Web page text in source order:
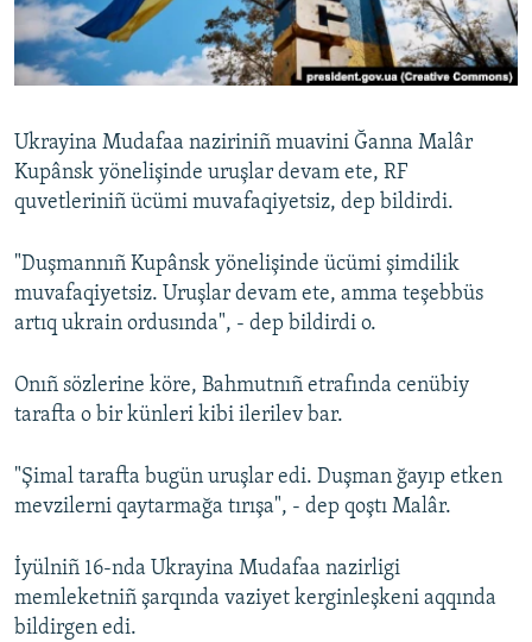
Українською
QOŞULIÑIZ!
RFE/RS bütün saytları
Ukrayina Mudafaa naziriniñ muavini Ğanna Malâr
Kupânsk yönelişinde uruşlar devam ete, RF
quvetleriniñ ücümi muvafaqiyetsiz, dep bildirdi.
"Duşmannıñ Kupânsk yönelişinde ücümi şimdilik
muvafaqiyetsiz. Uruşlar devam ete, amma teşebbüs
artıq ukrain ordusında", - dep bildirdi o.
Onıñ sözlerine köre, Bahmutnıñ etrafında cenübiy
tarafta o bir künleri kibi ilerilev bar.
"Şimal tarafta bugün uruşlar edi. Duşman ğayıp etken
mevzilerni qaytarmağa tırışa", - dep qoştı Malâr.
İyülniñ 16-nda Ukrayina Mudafaa nazirligi
memleketniñ şarqında vaziyet kerginleşkeni aqqında
bildirgen edi.